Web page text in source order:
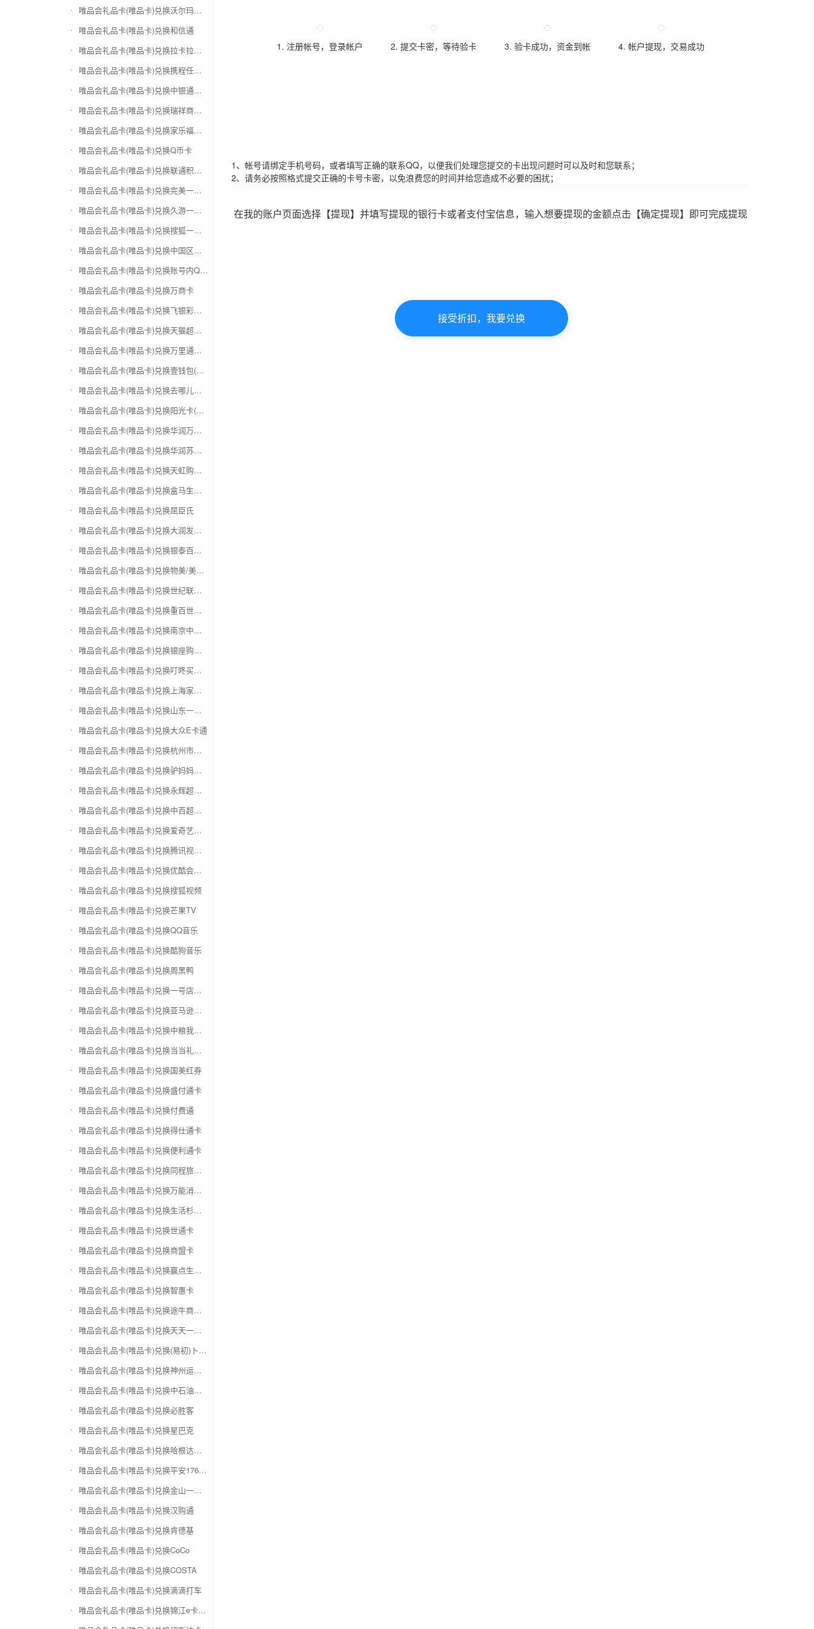
唯品会礼品卡(唯品卡)兑换沃尔玛购物卡
唯品会礼品卡(唯品卡)兑换和信通
唯品会礼品卡(唯品卡)兑换拉卡拉沃尔玛
唯品会礼品卡(唯品卡)兑换携程任我游
唯品会礼品卡(唯品卡)兑换中银通支付(银联购物卡)
唯品会礼品卡(唯品卡)兑换瑞祥商联卡
唯品会礼品卡(唯品卡)兑换家乐福超市卡
唯品会礼品卡(唯品卡)兑换Q币卡
唯品会礼品卡(唯品卡)兑换联通积分Q币
唯品会礼品卡(唯品卡)兑换完美一卡通
唯品会礼品卡(唯品卡)兑换久游一卡通
唯品会礼品卡(唯品卡)兑换搜狐一卡通
唯品会礼品卡(唯品卡)兑换中国区苹果充值卡
唯品会礼品卡(唯品卡)兑换账号内Q币寄售（维护中）
唯品会礼品卡(唯品卡)兑换万商卡
唯品会礼品卡(唯品卡)兑换飞银彩虹卡
唯品会礼品卡(唯品卡)兑换天猫超市卡/享淘卡
唯品会礼品卡(唯品卡)兑换万里通积分卡
唯品会礼品卡(唯品卡)兑换壹钱包(壹卡会)
唯品会礼品卡(唯品卡)兑换去哪儿礼品卡
唯品会礼品卡(唯品卡)兑换阳光卡(阳光爱车)
唯品会礼品卡(唯品卡)兑换华润万家购物卡
唯品会礼品卡(唯品卡)兑换华润苏果卡(苏果超市卡)（维护 请暂停提交）
唯品会礼品卡(唯品卡)兑换天虹购物卡
唯品会礼品卡(唯品卡)兑换盒马生鲜礼品卡
唯品会礼品卡(唯品卡)兑换屈臣氏
唯品会礼品卡(唯品卡)兑换大润发购物卡
唯品会礼品卡(唯品卡)兑换银泰百货银泰卡
唯品会礼品卡(唯品卡)兑换物美/美通卡
唯品会礼品卡(唯品卡)兑换世纪联华充值卡(杭州联华)
唯品会礼品卡(唯品卡)兑换重百世纪卡(重庆百货)
唯品会礼品卡(唯品卡)兑换南京中央商场购物卡
唯品会礼品卡(唯品卡)兑换银座购物卡（黑卡）
唯品会礼品卡(唯品卡)兑换叮咚买菜（限通用礼品卡）
唯品会礼品卡(唯品卡)兑换上海家化卡
唯品会礼品卡(唯品卡)兑换山东一卡通
唯品会礼品卡(唯品卡)兑换大众E卡通
唯品会礼品卡(唯品卡)兑换杭州市民卡
唯品会礼品卡(唯品卡)兑换驴妈妈礼品卡
唯品会礼品卡(唯品卡)兑换永辉超市卡（限实体卡）
唯品会礼品卡(唯品卡)兑换中百超市购物卡
唯品会礼品卡(唯品卡)兑换爱奇艺会员激活码
唯品会礼品卡(唯品卡)兑换腾讯视频会员激活码
唯品会礼品卡(唯品卡)兑换优酷会员激活码
唯品会礼品卡(唯品卡)兑换搜狐视频
唯品会礼品卡(唯品卡)兑换芒果TV
唯品会礼品卡(唯品卡)兑换QQ音乐
唯品会礼品卡(唯品卡)兑换酷狗音乐
唯品会礼品卡(唯品卡)兑换周黑鸭
唯品会礼品卡(唯品卡)兑换一号店礼品卡
唯品会礼品卡(唯品卡)兑换亚马逊（只要实体卡）
唯品会礼品卡(唯品卡)兑换中粮我买网礼品卡
唯品会礼品卡(唯品卡)兑换当当礼品卡
唯品会礼品卡(唯品卡)兑换国美红券
唯品会礼品卡(唯品卡)兑换盛付通卡
唯品会礼品卡(唯品卡)兑换付费通
唯品会礼品卡(唯品卡)兑换得仕通卡
唯品会礼品卡(唯品卡)兑换便利通卡
唯品会礼品卡(唯品卡)兑换同程旅游卡
唯品会礼品卡(唯品卡)兑换万能消费卡
唯品会礼品卡(唯品卡)兑换生活杉德卡
唯品会礼品卡(唯品卡)兑换世通卡
唯品会礼品卡(唯品卡)兑换商盟卡
唯品会礼品卡(唯品卡)兑换赢点生活卡
唯品会礼品卡(唯品卡)兑换智惠卡
唯品会礼品卡(唯品卡)兑换途牛商旅卡
唯品会礼品卡(唯品卡)兑换天天一卡通
唯品会礼品卡(唯品卡)兑换(易初)卜蜂莲花礼品卡
唯品会礼品卡(唯品卡)兑换神州运通超级卡(运通网购卡)
唯品会礼品卡(唯品卡)兑换中石油省卡
唯品会礼品卡(唯品卡)兑换必胜客
唯品会礼品卡(唯品卡)兑换星巴克
唯品会礼品卡(唯品卡)兑换哈根达斯电子券
唯品会礼品卡(唯品卡)兑换平安1768欢乐豆
唯品会礼品卡(唯品卡)兑换金山一卡通
唯品会礼品卡(唯品卡)兑换汉购通
唯品会礼品卡(唯品卡)兑换肯德基
唯品会礼品卡(唯品卡)兑换CoCo
唯品会礼品卡(唯品卡)兑换COSTA
唯品会礼品卡(唯品卡)兑换滴滴打车
唯品会礼品卡(唯品卡)兑换锦江e卡通(锦江一卡通)
1. 注册帐号，登录帐户 2. 提交卡密，等待验卡 3. 验卡成功，资金到帐 4. 帐户提现，交易成功
1、帐号请绑定手机号码，或者填写正确的联系QQ，以便我们处理您提交的卡出现问题时可以及时和您联系；
2、请务必按照格式提交正确的卡号卡密，以免浪费您的时间并给您造成不必要的困扰；
在我的账户页面选择【提现】并填写提现的银行卡或者支付宝信息，输入想要提现的金额点击【确定提现】即可完成提现
接受折扣，我要兑换